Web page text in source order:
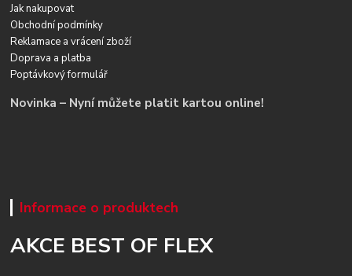
Jak nakupovat
Obchodní podmínky
Reklamace a vrácení zboží
Doprava a platba
Poptávkový formulář
Novinka – Nyní můžete platit kartou online!
Informace o produktech
AKCE BEST OF FLEX